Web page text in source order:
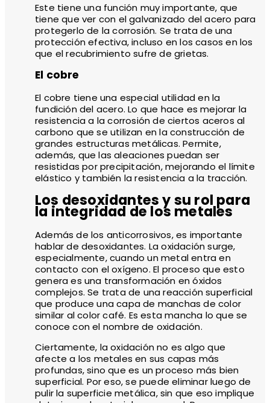
Este tiene una función muy importante, que
tiene que ver con el galvanizado del acero para
protegerlo de la corrosión. Se trata de una
protección efectiva, incluso en los casos en los
que el recubrimiento sufre de grietas.
El cobre
El cobre tiene una especial utilidad en la
fundición del acero. Lo que hace es mejorar la
resistencia a la corrosión de ciertos aceros al
carbono que se utilizan en la construcción de
grandes estructuras metálicas. Permite,
además, que las aleaciones puedan ser
resistidas por precipitación, mejorando el límite
elástico y también la resistencia a la tracción.
Los desoxidantes y su rol para
la integridad de los metales
Además de los anticorrosivos, es importante
hablar de desoxidantes. La oxidación surge,
especialmente, cuando un metal entra en
contacto con el oxígeno. El proceso que esto
genera es una transformación en óxidos
complejos. Se trata de una reacción superficial
que produce una capa de manchas de color
similar al color café. Es esta mancha lo que se
conoce con el nombre de oxidación.
Ciertamente, la oxidación no es algo que
afecte a los metales en sus capas más
profundas, sino que es un proceso más bien
superficial. Por eso, se puede eliminar luego de
pulir la superficie metálica, sin que eso implique